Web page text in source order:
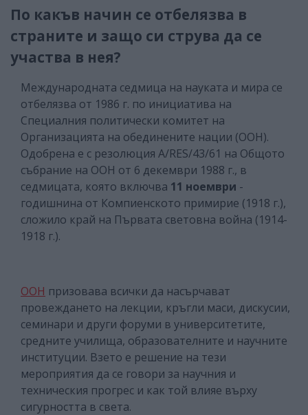
По какъв начин се отбелязва в
страните и защо си струва да се
участва в нея?
Международната седмица на науката и мира се
отбелязва от 1986 г. по инициатива на
Специалния политически комитет на
Организацията на обединените нации (ООН).
Одобрена е с резолюция A/RES/43/61 на Общото
събрание на ООН от 6 декември 1988 г., в
седмицата, която включва 11 ноември -
годишнина от Компиенското примирие (1918 г.),
сложило край на Първата световна война (1914-
1918 г.).
ООН призовава всички да насърчават
провеждането на лекции, кръгли маси, дискусии,
семинари и други форуми в университетите,
средните училища, образователните и научните
институции. Взето е решение на тези
мероприятия да се говори за научния и
техническия прогрес и как той влияе върху
сигурността в света.